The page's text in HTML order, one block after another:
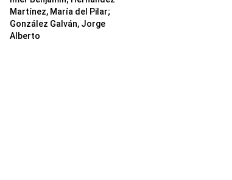
Martínez, María del Pilar;
González Galván, Jorge
Alberto